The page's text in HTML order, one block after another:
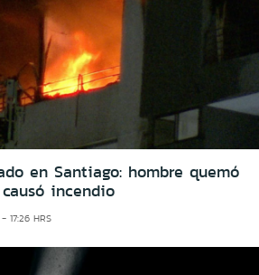
en Santiago: hombre quemó
incendio
HRS